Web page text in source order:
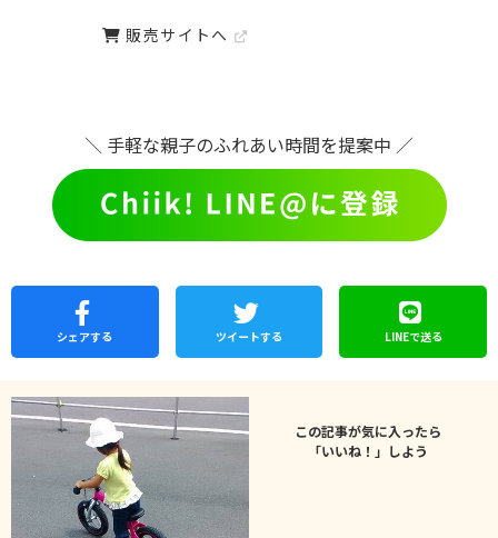
販売サイトへ
＼ 手軽な親子のふれあい時間を提案中 ／
シェアする ツイートする LINEで送る
この記事が気に入ったら
「いいね！」しよう